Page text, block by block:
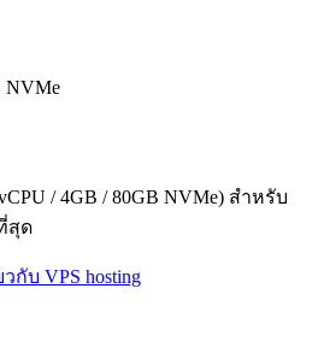
NVMe
/ 4GB / 80GB NVMe) สำหรับ
สุด
กับ VPS hosting